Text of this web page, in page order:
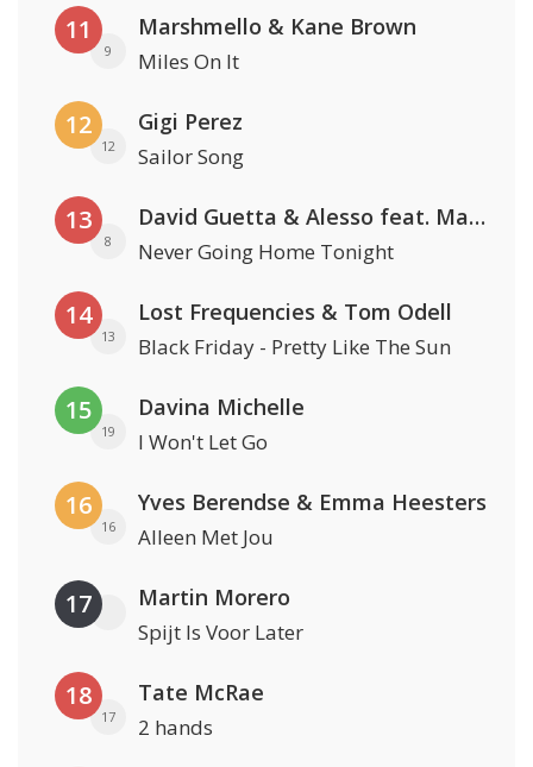
11
9
Marshmello & Kane Brown
Miles On It
12
12
Gigi Perez
Sailor Song
13
8
David Guetta & Alesso feat. Madison Love
Never Going Home Tonight
14
13
Lost Frequencies & Tom Odell
Black Friday - Pretty Like The Sun
15
19
Davina Michelle
I Won't Let Go
16
16
Yves Berendse & Emma Heesters
Alleen Met Jou
17 Martin Morero
Spijt Is Voor Later
18
17
Tate McRae
2 hands